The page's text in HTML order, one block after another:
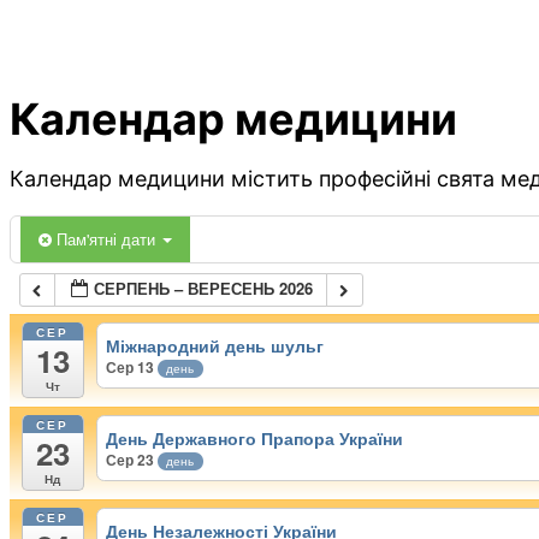
Календар медицини
Календар медицини містить професійні свята
Пам'ятні дати
СЕРПЕНЬ – ВЕРЕСЕНЬ 2026
СЕР
13
Чт
Міжнародний день шульг
Сер 13 день
СЕР
23
Нд
День Державного Прапора України
Сер 23 день
СЕР
День Незалежності України